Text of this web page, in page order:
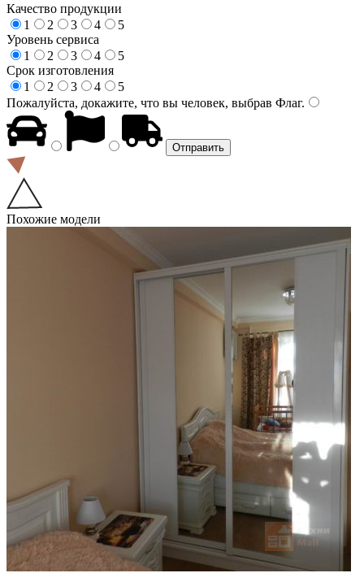
Качество продукции
1
2 3 4
5
Уровень сервиса
1
2 3 4
5
Срок изготовления
1
2 3 4
5
Пожалуйста, докажите, что вы человек, выбрав Флаг.
Похожие модели